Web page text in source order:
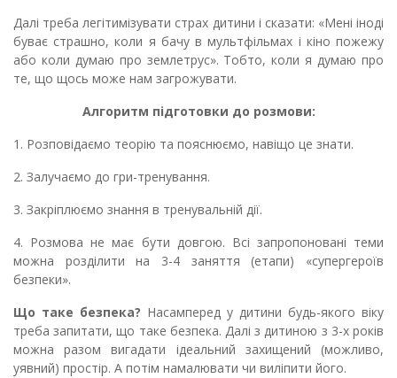
Далі треба легітимізувати страх дитини і сказати: «Мені іноді
буває страшно, коли я бачу в мультфільмах і кіно пожежу
або коли думаю про землетрус». Тобто, коли я думаю про
те, що щось може нам загрожувати.
Алгоритм підготовки до розмови:
1. Розповідаємо теорію та пояснюємо, навіщо це знати.
2. Залучаємо до гри-тренування.
3. Закріплюємо знання в тренувальній дії.
4. Розмова не має бути довгою. Всі запропоновані теми
можна розділити на 3-4 заняття (етапи) «супергероїв
безпеки».
Що таке безпека? Насамперед у дитини будь-якого віку️
треба запитати, що таке безпека. Далі з дитиною з 3-х років
можна разом вигадати ідеальний захищений (можливо,
уявний) простір. А потім намалювати чи виліпити його.